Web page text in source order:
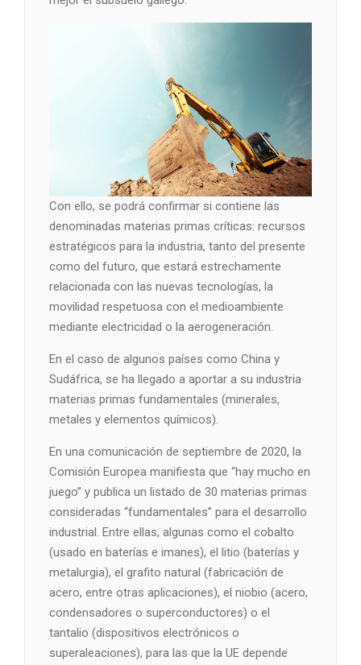
Con ello, se podrá confirmar si contiene las
denominadas materias primas críticas: recursos
estratégicos para la industria, tanto del presente
como del futuro, que estará estrechamente
relacionada con las nuevas tecnologías, la
movilidad respetuosa con el medioambiente
mediante electricidad o la aerogeneración.
En el caso de algunos países como China y
Sudáfrica, se ha llegado a aportar a su industria
materias primas fundamentales (minerales,
metales y elementos químicos).
En una comunicación de septiembre de 2020, la
Comisión Europea manifiesta que “hay mucho en
juego” y publica un listado de 30 materias primas
consideradas “fundamentales” para el desarrollo
industrial. Entre ellas, algunas como el cobalto
(usado en baterías e imanes), el litio (baterías y
metalurgia), el grafito natural (fabricación de
acero, entre otras aplicaciones), el niobio (acero,
condensadores o superconductores) o el
tantalio (dispositivos electrónicos o
superaleaciones), para las que la UE depende